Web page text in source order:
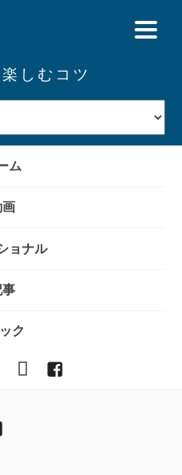
しむコツ
ム
ョナル
ク
YouTubeFacebook